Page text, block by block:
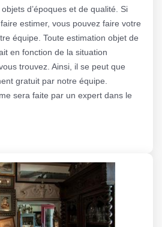
d’époques et de qualité. Si
estimer, vous pouvez faire votre
équipe. Toute estimation objet de
en fonction de la situation
trouvez. Ainsi, il se peut que
gratuit par notre équipe.
sera faite par un expert dans le